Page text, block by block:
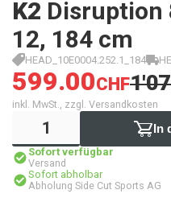
K2 Disruption
12, 184 cm
HEAD_10E0004.252.1_184
599.00CHF
inkl. MwSt., zzgl. Versandkosten
In
Sofort verfügbar
Versand
Sofort abholbar
Abholung Side Cut Sports AG